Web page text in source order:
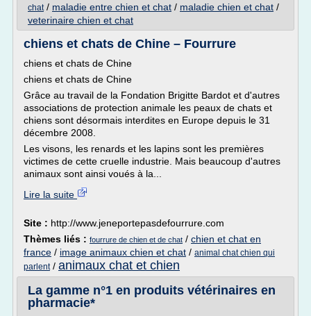
chat/ maladie entre chien et chat / maladie chien et chat /
veterinaire chien et chat
chiens et chats de Chine – Fourrure
chiens et chats de Chine
chiens et chats de Chine
Grâce au travail de la Fondation Brigitte Bardot et d'autres
associations de protection animale les peaux de chats et
chiens sont désormais interdites en Europe depuis le 31
décembre 2008.
Les visons, les renards et les lapins sont les premières
victimes de cette cruelle industrie. Mais beaucoup d'autres
animaux sont ainsi voués à la...
Lire la suite
Site : http://www.jeneportepasdefourrure.com
Thèmes liés : fourrure de chien et de chat / chien et chat en
france / image animaux chien et chat / animal chat chien qui
parlent/ animaux chat et chien
La gamme n°1 en produits vétérinaires en
pharmacie*